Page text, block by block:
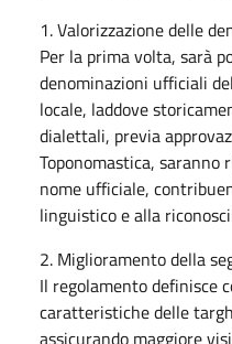
1. Valorizzazione delle
Per la prima volta, sarà
denominazioni ufficiali
locale, laddove
dialettali, previa
Toponomastica,
nome ufficiale,
linguistico e alla
2. Miglioramento della
Il regolamento definisce
caratteristiche delle
assicurando maggiore